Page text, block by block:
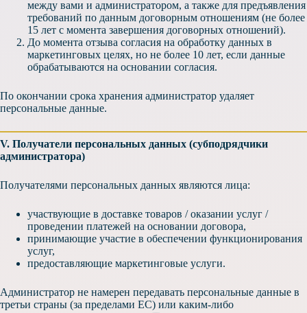
между вами и администратором, а также для предъявления
требований по данным договорным отношениям (не более
15 лет с момента завершения договорных отношений).
До момента отзыва согласия на обработку данных в
маркетинговых целях, но не более 10 лет, если данные
обрабатываются на основании согласия.
По окончании срока хранения администратор удаляет
персональные данные.
V. Получатели персональных данных (субподрядчики
администратора)
Получателями персональных данных являются лица:
участвующие в доставке товаров / оказании услуг /
проведении платежей на основании договора,
принимающие участие в обеспечении функционирования
услуг,
предоставляющие маркетинговые услуги.
Администратор не намерен передавать персональные данные в
третьи страны (за пределами ЕС) или каким-либо